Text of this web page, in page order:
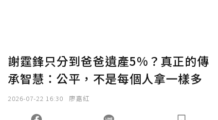
謝霆鋒只分到爸爸遺產5%？真正的傳
承智慧：公平，不是每個人拿一樣多
2026-07-22 16:30 廖嘉紅